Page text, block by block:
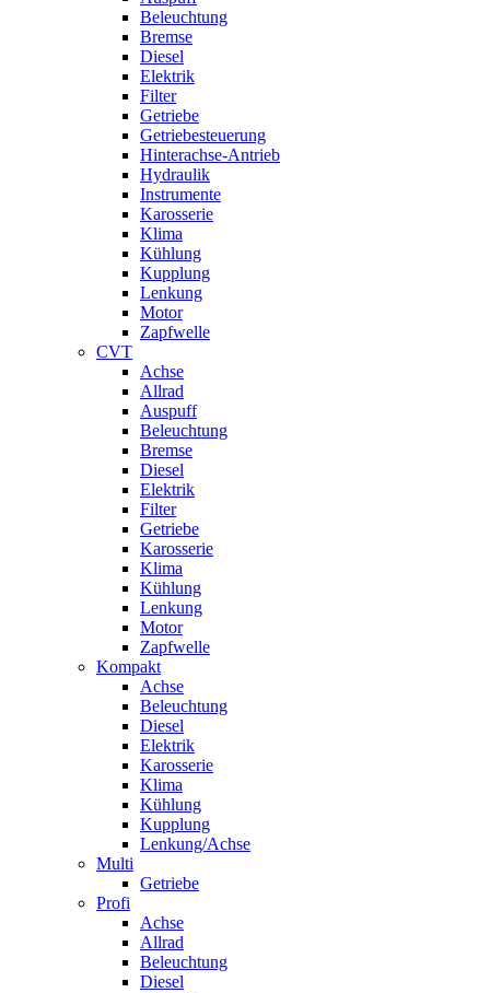
Beleuchtung
Bremse
Diesel
Elektrik
Filter
Getriebe
Getriebesteuerung
Hinterachse-Antrieb
Hydraulik
Instrumente
Karosserie
Klima
Kühlung
Kupplung
Lenkung
Motor
Zapfwelle
CVT
Achse
Allrad
Auspuff
Beleuchtung
Bremse
Diesel
Elektrik
Filter
Getriebe
Karosserie
Klima
Kühlung
Lenkung
Motor
Zapfwelle
Kompakt
Achse
Beleuchtung
Diesel
Elektrik
Karosserie
Klima
Kühlung
Kupplung
Lenkung/Achse
Multi
Getriebe
Profi
Achse
Allrad
Beleuchtung
Diesel